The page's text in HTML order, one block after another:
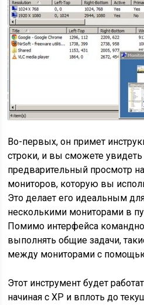
Во-первых, он примет
строки, и вы сможете
предварительный просмотр
мониторов, которую вы
Это делает его идеальным
несколькими мониторами в
Помимо интерфейса
выполнять общие задачи,
между мониторами с
Этот инструмент будет
начиная с XP и вплоть до